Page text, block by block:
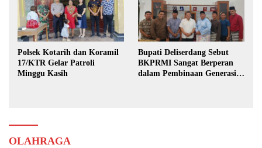
Polsek Kotarih dan Koramil
17/KTR Gelar Patroli
Minggu Kasih
Bupati Deliserdang Sebut
BKPRMI Sangat Berperan
dalam Pembinaan Generasi
OLAHRAGA